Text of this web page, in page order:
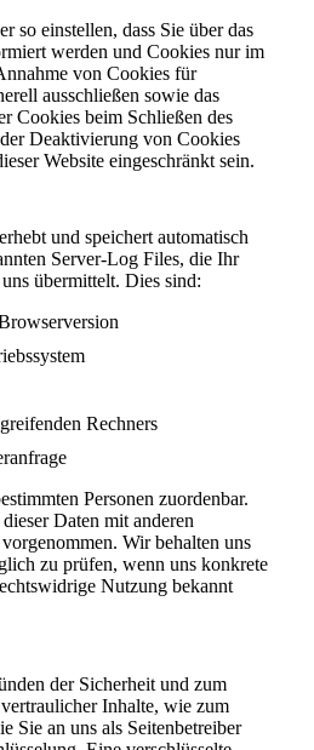
so einstellen, dass Sie über das
werden und Cookies nur im
von Cookies für
ausschließen sowie das
Cookies beim Schließen des
Deaktivierung von Cookies
Website eingeschränkt sein.
und speichert automatisch
Server-Log Files, die Ihr
übermittelt. Dies sind:
Rechners
Personen zuordenbar.
Daten mit anderen
Wir behalten uns
zu prüfen, wenn uns konkrete
Nutzung bekannt
der Sicherheit und zum
Inhalte, wie zum
Sie an uns als Seitenbetreiber